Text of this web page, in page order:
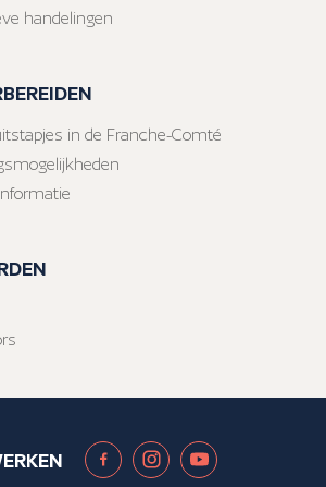
handelingen
in de Franche-Comté